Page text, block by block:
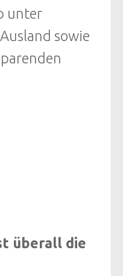
unter
sowie
überall die